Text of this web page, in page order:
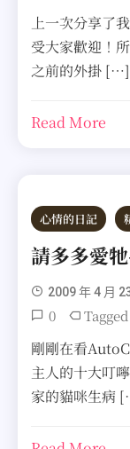
上一次分享了
受大家歡迎！
之前的外掛 […]
Read More
心情的日記
請多多愛
2009 年 4 月
0
剛剛在看
主人的十大叮
家的貓咪生病